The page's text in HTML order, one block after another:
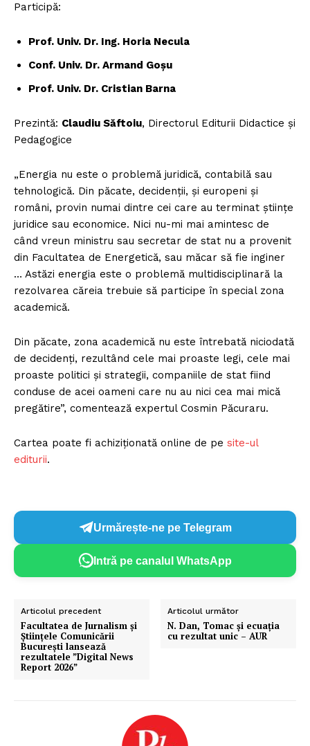
Participă:
Prof. Univ. Dr. Ing. Horia Necula
Conf. Univ. Dr. Armand Goșu
Prof. Univ. Dr. Cristian Barna
Prezintă: Claudiu Săftoiu, Directorul Editurii Didactice și
Pedagogice
„Energia nu este o problemă juridică, contabilă sau
tehnologică. Din păcate, decidenții, și europeni și
români, provin numai dintre cei care au terminat științe
juridice sau economice. Nici nu-mi mai amintesc de
când vreun ministru sau secretar de stat nu a provenit
din Facultatea de Energetică, sau măcar să fie inginer
… Astăzi energia este o problemă multidisciplinară la
rezolvarea căreia trebuie să participe în special zona
academică.
Din păcate, zona academică nu este întrebată niciodată
de decidenți, rezultând cele mai proaste legi, cele mai
proaste politici și strategii, companiile de stat fiind
conduse de acei oameni care nu au nici cea mai mică
pregătire”, comentează expertul Cosmin Păcuraru.
Cartea poate fi achiziționată online de pe site-ul
editurii.
Urmărește-ne pe Telegram
Intră pe canalul WhatsApp
Articolul precedent
Facultatea de Jurnalism și
Științele Comunicării
București lansează
rezultatele ”Digital News
Report 2026”
Articolul următor
N. Dan, Tomac și ecuația
cu rezultat unic – AUR